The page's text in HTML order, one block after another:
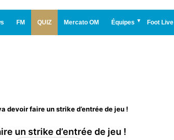
FM QUIZ Mercato OM Équipes Foot Live
devoir faire un strike d’entrée de jeu !
un strike d’entrée de jeu !